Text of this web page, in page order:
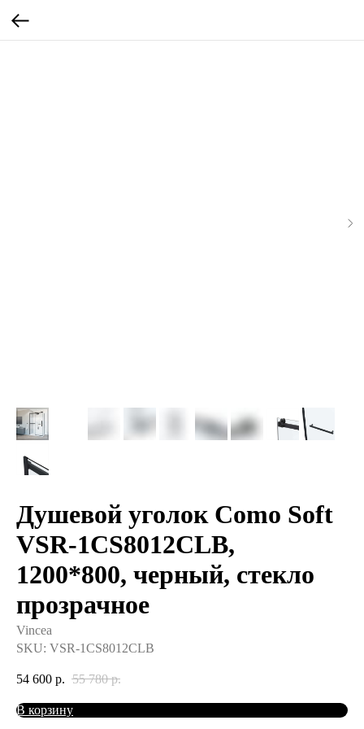
Душевой уголок Como Soft
VSR-1CS8012CLB,
1200*800, черный, стекло
прозрачное
Vincea
SKU: VSR-1CS8012CLB
54 600 р. 55 780 р.
В корзину